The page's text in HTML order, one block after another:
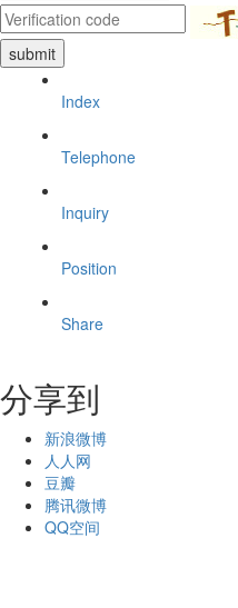
Index
Telephone
Inquiry
Position
Share
分享到
新浪微博
人人网
豆瓣
腾讯微博
QQ空间